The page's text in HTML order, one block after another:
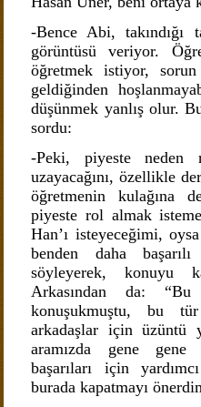
-Bence Abi, takındığı
görüntüsü veriyor.
öğretmek istiyor,
geldiğinden
düşünmek yanlış olur.
sordu:
-Peki, piyeste
uzayacağını, özellikle
öğretmenin kulağına
piyeste rol almak
Han’ı isteyeceğimi,
benden daha
söyleyerek, konuyu
Arkasından da:
konuşukmuştu, bu
arkadaşlar için üzüntü
aramızda gene gene
başarıları için
burada kapatmayı